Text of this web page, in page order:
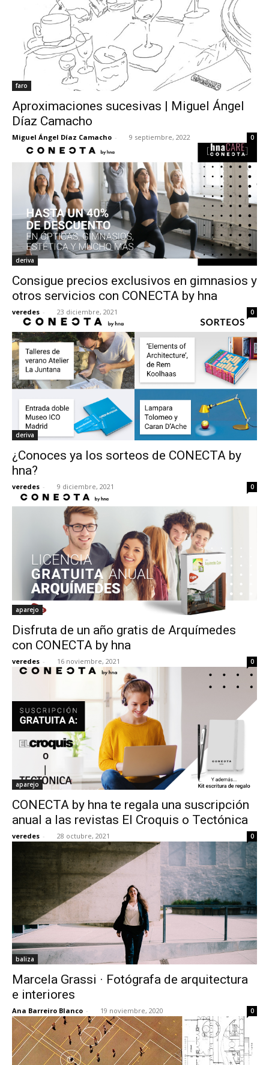
faro
Aproximaciones sucesivas | Miguel Ángel
Díaz Camacho
Miguel Ángel Díaz Camacho - 9 septiembre, 2022 0
deriva
Consigue precios exclusivos en gimnasios y
otros servicios con CONECTA by hna
veredes - 23 diciembre, 2021 0
deriva
¿Conoces ya los sorteos de CONECTA by
hna?
veredes - 9 diciembre, 2021 0
aparejo
Disfruta de un año gratis de Arquímedes
con CONECTA by hna
veredes - 16 noviembre, 2021 0
aparejo
CONECTA by hna te regala una suscripción
anual a las revistas El Croquis o Tectónica
veredes - 28 octubre, 2021 0
baliza
Marcela Grassi · Fotógrafa de arquitectura
e interiores
Ana Barreiro Blanco - 19 noviembre, 2020 0